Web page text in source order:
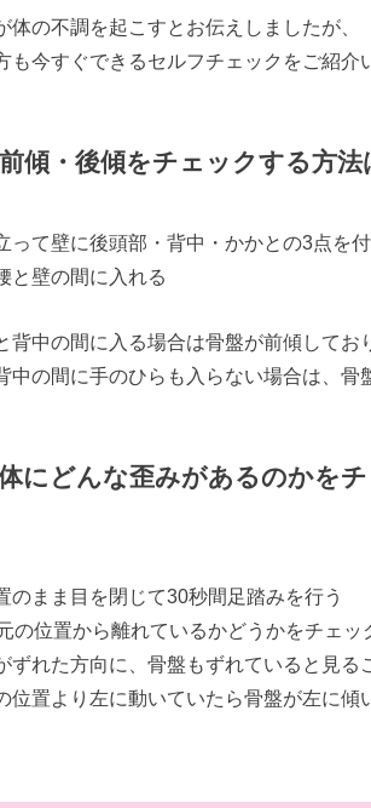
体の不調を起こすとお伝えしましたが、
も今すぐできるセルフチェックをご紹介
傾・後傾をチェックする方法
て壁に後頭部・背中・かかとの3点を
と壁の間に入れる
背中の間に入る場合は骨盤が前傾してお
中の間に手のひらも入らない場合は、骨
にどんな歪みがあるのかを
まま目を閉じて30秒間足踏みを行う
の位置から離れているかどうかをチェッ
ずれた方向に、骨盤もずれていると見る
位置より左に動いていたら骨盤が左に